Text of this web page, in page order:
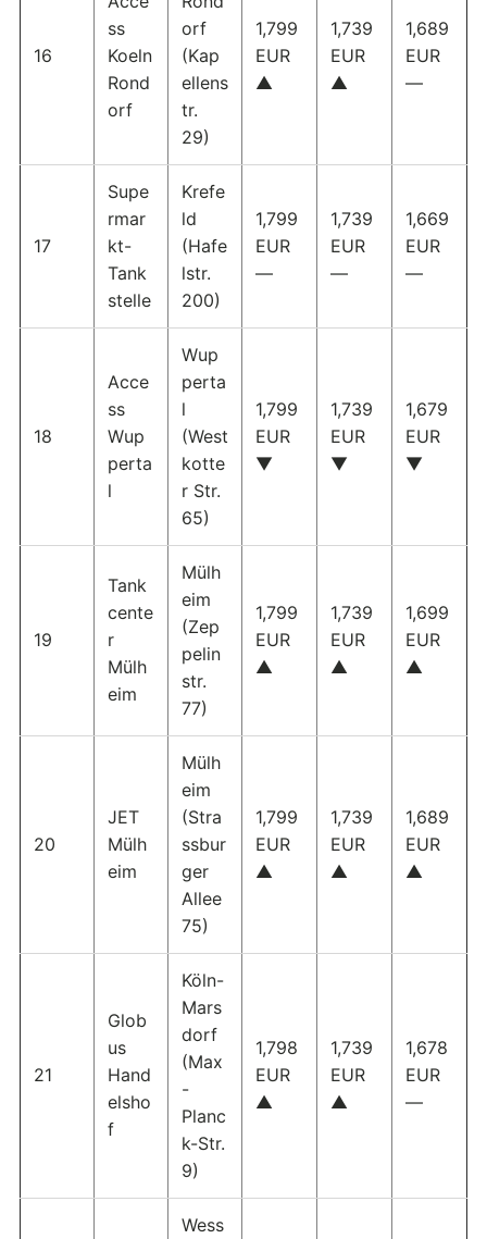
16
ss
Koeln
Rond
orf
orf
(Kap
ellens
tr.
29)
1,799
EUR
▲
1,739
EUR
▲
1,689
EUR
—
17
Supe
rmar
kt-
Tank
stelle
Krefe
ld
(Hafe
lstr.
200)
1,799
EUR
—
1,739
EUR
—
1,669
EUR
—
18
Acce
ss
Wup
perta
l
Wup
perta
l
(West
kotte
r Str.
65)
1,799
EUR
▼
1,739
EUR
▼
1,679
EUR
▼
19
Tank
cente
r
Mülh
eim
Mülh
eim
(Zep
pelin
str.
77)
1,799
EUR
▲
1,739
EUR
▲
1,699
EUR
▲
20
JET
Mülh
eim
Mülh
eim
(Stra
ssbur
ger
Allee
75)
1,799
EUR
▲
1,739
EUR
▲
1,689
EUR
▲
21
Glob
us
Hand
elsho
f
Köln-
Mars
dorf
(Max
-
Planc
k-Str.
9)
1,798
EUR
▲
1,739
EUR
▲
1,678
EUR
—
Wess